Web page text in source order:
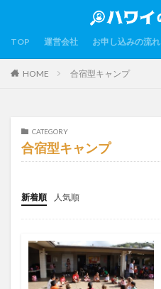
TOP 運営会社 お申し込みの流れ
HOME 合宿型キャンプ
CATEGORY
合宿型キャンプ
新着順 人気順